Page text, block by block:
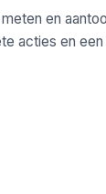
en
acties en een